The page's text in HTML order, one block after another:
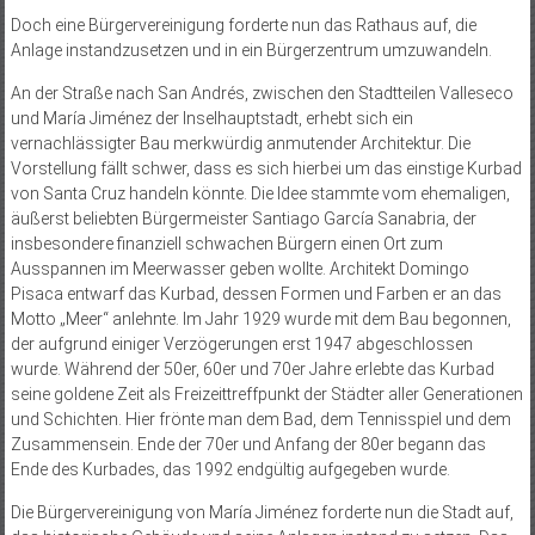
Doch eine Bürgervereinigung forderte nun das Rathaus auf, die
Anlage instandzusetzen und in ein Bürgerzentrum umzuwandeln.
An der Straße nach San And­rés, zwischen den Stadtteilen Valleseco
und María Jiménez der Inselhauptstadt, erhebt sich ein
vernachlässigter Bau merkwürdig anmutender Architektur. Die
Vorstellung fällt schwer, dass es sich hierbei um das einstige Kurbad
von Santa Cruz handeln könnte. Die Idee stammte vom ehemaligen,
äußerst beliebten Bürgermeister Santiago García Sanabria, der
insbesondere finanziell schwachen Bürgern einen Ort zum
Ausspannen im Meerwasser geben wollte. Architekt Domingo
Pisaca entwarf das Kurbad, dessen Formen und Farben er an das
Motto „Meer“ anlehnte. Im Jahr 1929 wurde mit dem Bau begonnen,
der aufgrund einiger Verzögerungen erst 1947 abgeschlossen
wurde. Während der 50er, 60er und 70er Jahre erlebte das Kurbad
seine goldene Zeit als Freizeittreffpunkt der Städter aller Generationen
und Schichten. Hier frönte man dem Bad, dem Tennisspiel und dem
Zusammensein. Ende der 70er und Anfang der 80er begann das
Ende des Kurbades, das 1992 endgültig aufgegeben wurde.
Die Bürgervereinigung von María Jiménez forderte nun die Stadt auf,